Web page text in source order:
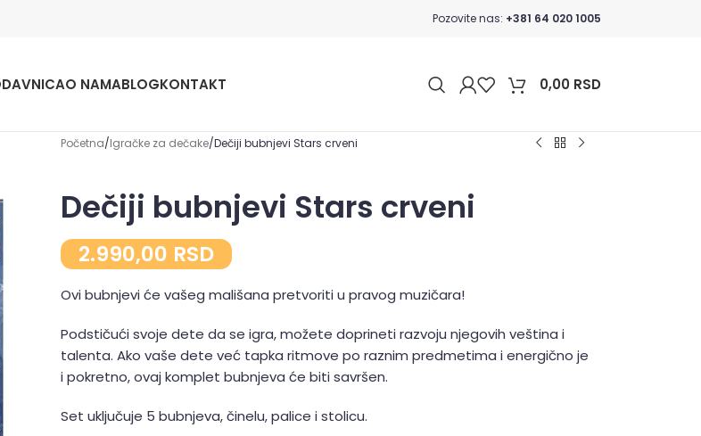
Pozovite nas: +381 64 020 1005
O NAMABLOGKONTAKT 0,00 RSD
Početna Igračke za dečake Dečiji bubnjevi Stars crveni
Dečiji bubnjevi Stars crveni
2.990,00 RSD
Ovi bubnjevi će vašeg mališana pretvoriti u pravog muzičara!
Podstičući svoje dete da se igra, možete doprineti razvoju njegovih veština i
talenta. Ako vaše dete već tapka ritmove po raznim predmetima i energično je
i pokretno, ovaj komplet bubnjeva će biti savršen.
Set uključuje 5 bubnjeva, činelu, palice i stolicu.